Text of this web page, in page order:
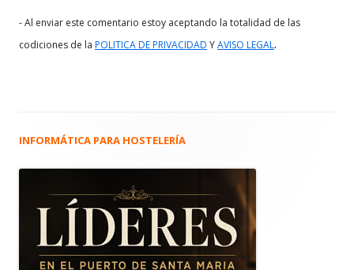
- Al enviar este comentario estoy aceptando la totalidad de las
codiciones de la POLITICA DE PRIVACIDAD YAVISO LEGAL.
Barra
principal
INFORMÁTICA PARA HOSTELERÍA